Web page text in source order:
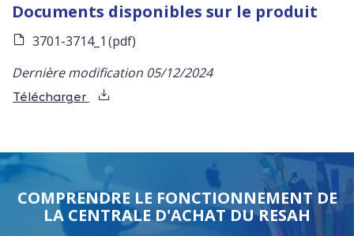
Documents disponibles sur le produit
3701-3714_1 (pdf)
Dernière modification 05/12/2024
Télécharger
COMPRENDRE LE FONCTIONNEMENT DE
LA CENTRALE D'ACHAT DU RESAH